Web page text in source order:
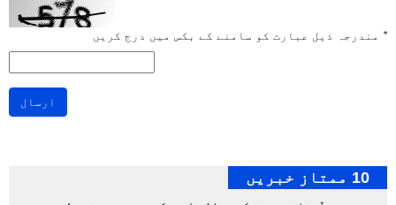
* مندرجہ ذیل عبارت کو سامنے کے بکس میں درج کریں
ارسال
10 ممتاز خبریں